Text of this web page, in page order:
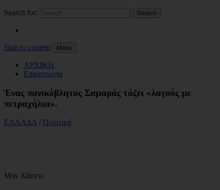
Search for: Search
Skip to content Menu
ΑΡΧΙΚΗ
Επικοινωνια
Ένας πανικόβλητος Σαμαράς τάζει «λαγούς με
πετραχήλια».
ΕΛΛΑΔΑ / Πολιτικά
Μην Χάσετε